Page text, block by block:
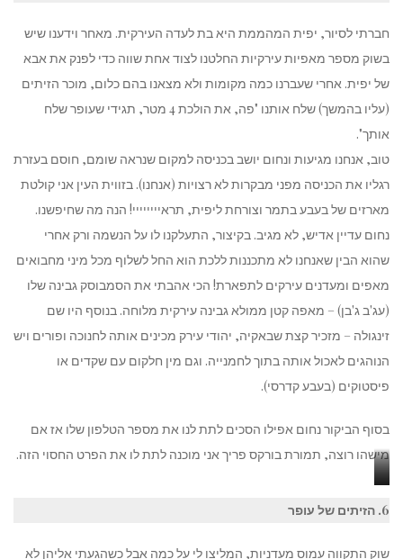
חברתי לסיור, יפית המהממת היא בת לעדה העירקית. מאחר וידענו שיש
בשוק מספר מאפיות עירקיות החלטנו לצוד אחת שווה כדי לפנק את אבא
של יפית. אחרי שעברנו כמה מקומות ולא מצאנו בהם כלום, מוכר הזיתים
(עליו בהמשך) שלח אותנו "פה, את הולכת 4 מטר, תגידי שעופר שלח
אותך".
טוב, אנחנו מגיעות ונחום יושב בכניסה למקום שנראה שומם, חוסם בעזרת
רגליו את הכניסה מפני מבקרות לא רצויות (אנחנו). בזווית העין אני קולטת
מארזים של בעבע בתמר וצורחת ליפית, תראיייייייי! הנה מה שחיפשנו.
נחום עדיין אדיש, לא מגיב. בקיצור, התעלקנו לו על הנשמה ורק אחרי
שהוא הבין שאנחנו לא מתכננות ללכת הוא החל לשלוף מכל מיני מחבואים
מאפים ומעדנים עירקים לתפארת! הכי אהבתי את הסמבוסק גבינה שלו
(עג'ב ג'בן) – מאפה קטן ממולא גבינה עירקית מלוחה. בנוסף היו שם
זינגולה – מזכיר קצת שבאקיה, יהודי עירק מכינים אותה לחנוכה ופורים ויש
הנוהגים לאכול אותה בתוך לחמנייה. וגם מין חלקום עם שקדים או
פיסטוקים (בעבע קדרסי).
בסוף הביקור נחום אפילו הסכים לתת לנו את מספר הטלפון שלו אז אם
מישהו רוצה, תמורת בורקס פריך אני מוכנה לתת לו את הפרט החסוי הזה.
וסמבוסק
ימין6. הזיתים של עופר
שוק התקווה עמוס מעדניות, המליצו לי על כמה אבל כשהגעתי אליהן לא